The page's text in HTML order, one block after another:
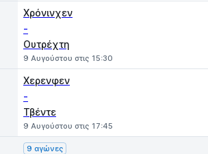
Χρόνινχεν
-
Ουτρέχτη
9 Αυγούστου στις 15:30
Χερενφεν
-
Τβέντε
9 Αυγούστου στις 17:45
9 αγώνες